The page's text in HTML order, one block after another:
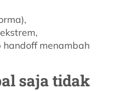
menambah
saja tidak